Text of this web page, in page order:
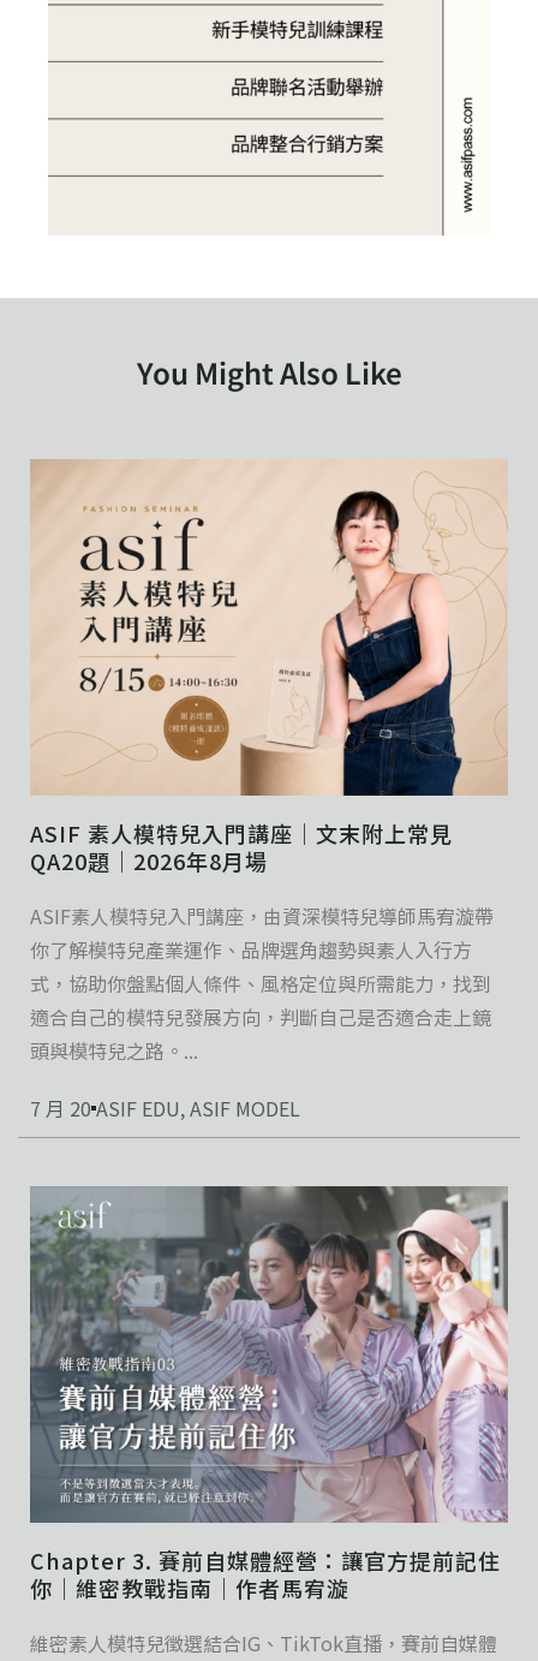
You Might Also Like
ASIF 素人模特兒入門講座｜文末附上常見
QA20題｜2026年8月場
ASIF素人模特兒入門講座，由資深模特兒導師馬宥漩帶
你了解模特兒產業運作、品牌選角趨勢與素人入行方
式，協助你盤點個人條件、風格定位與所需能力，找到
適合自己的模特兒發展方向，判斷自己是否適合走上鏡
頭與模特兒之路。...
7 月 20 ASIF EDU,ASIF MODEL
Chapter 3. 賽前自媒體經營：讓官方提前記住
你｜維密教戰指南｜作者馬宥漩
維密素人模特兒徵選結合IG、TikTok直播，賽前自媒體